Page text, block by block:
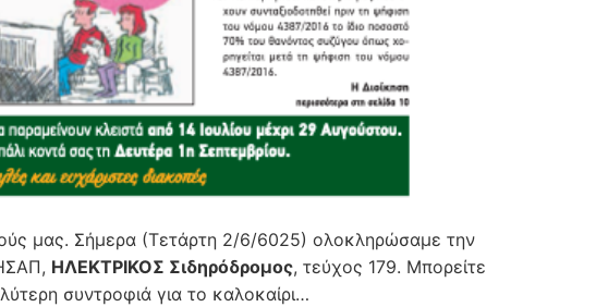
μας. Σήμερα (Τετάρτη 2/6/6025) ολοκληρώσαμε την
ΗΛΕΚΤΡΙΚΟΣ Σιδηρόδρομος, τεύχος 179. Μπορείτε
συντροφιά για το καλοκαίρι…